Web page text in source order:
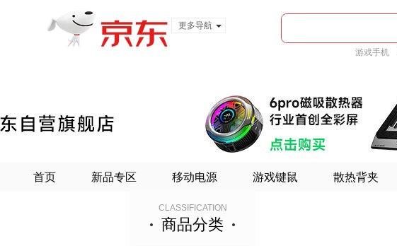
更多导航
游戏手机
首页 新品专区 移动电源 游戏键鼠 散热背夹
CLASSIFICATION
商品分类